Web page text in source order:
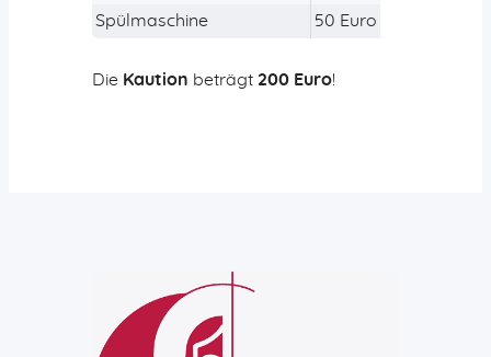
Spülmaschine
50 Euro
Die Kaution beträgt 200 Euro!